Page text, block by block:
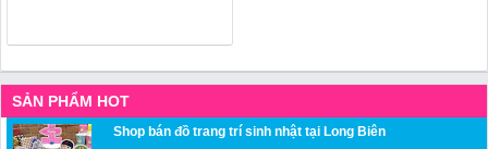
SẢN PHẨM HOT
Shop bán đồ trang trí sinh nhật tại Long Biên